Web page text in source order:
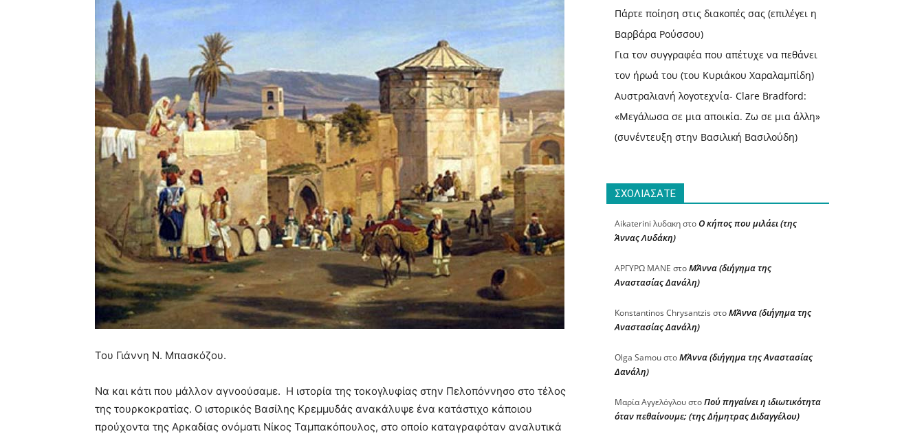
ΓΙΑ
ΤΟ
ΒΙΒΛΙΟ
ΤΙΣ
Του Γιάννη Ν. Μπασκόζου.
Να και κάτι που μάλλον αγνοούσαμε. Η ιστορία της τοκογλυφίας στην Πελοπόννησο στο τέλος
της τουρκοκρατίας. Ο ιστορικός Βασίλης Κρεμμυδάς ανακάλυψε ένα κατάστιχο κάποιου
προύχοντα της Αρκαδίας ονόματι Νίκος Ταμπακόπουλος, στο οποίο καταγραφόταν αναλυτικά
Πάρτε ποίηση στις διακοπές σας (επιλέγει η
Βαρβάρα Ρούσσου)
Για τον συγγραφέα που απέτυχε να πεθάνει
τον ήρωά του (του Κυριάκου Χαραλαμπίδη)
Αυστραλιανή λογοτεχνία- Clare Bradford:
«Μεγάλωσα σε μια αποικία. Ζω σε μια άλλη»
(συνέντευξη στην Βασιλική Βασιλούδη)
ΣΧΟΛΙΑΣΑΤΕ
Aikaterini λυδακηστοΟ κήπος που μιλάει (της
Άννας Λυδάκη)
ΑΡΓΥΡΩ ΜΑΝΕ στοΜΆννα (διήγημα της
Αναστασίας Δανάλη)
Konstantinos Chrysantzis στοΜΆννα (διήγημα της
Αναστασίας Δανάλη)
Olga SamouστοΜΆννα (διήγημα της Αναστασίας
Δανάλη)
Μαρία ΑγγελόγλουστοΠού πηγαίνει η ιδιωτικότητα
όταν πεθαίνουμε; (της Δήμητρας Διδαγγέλου)